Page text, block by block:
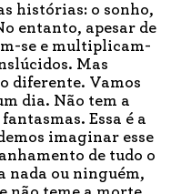
histórias: o sonho,
entanto, apesar de
se e multiplicam-
Mas
diferente. Vamos
dia. Não tem a
Essa é a
imaginar esse
de tudo o
nada ou ninguém,